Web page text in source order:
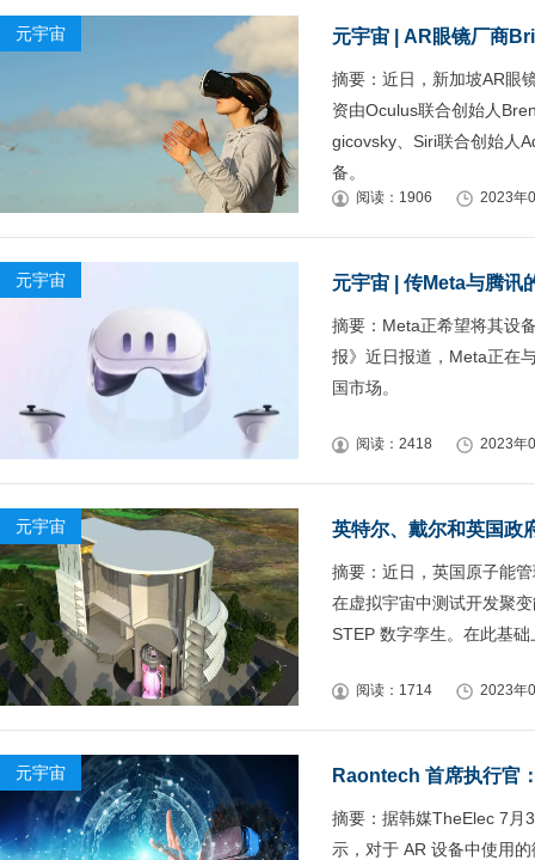
元宇宙 元宇宙 | AR眼镜厂商
摘要：近日，新加坡AR眼
资由Oculus联合创始人
gicovsky、Siri联合创始人
备。
阅读：1906 2023年
元宇宙 元宇宙 | 传Meta与腾讯
摘要：Meta正希望将其设
报》近日报道，Meta正在
国市场。
阅读：2418 2023年
元宇宙 英特尔、戴尔和英国政
摘要：近日，英国原子能
在虚拟宇宙中测试开发聚
STEP 数字孪生。在此基
阅读：1714 2023年
元宇宙 Raontech 首席执行官
摘要：据韩媒TheElec 7月
示，对于 AR 设备中使用